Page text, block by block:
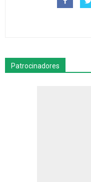
Patrocinadores